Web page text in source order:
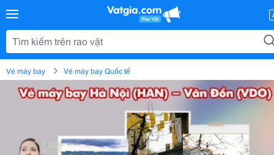
Vé máy bay Vé máy bay Quốc tế